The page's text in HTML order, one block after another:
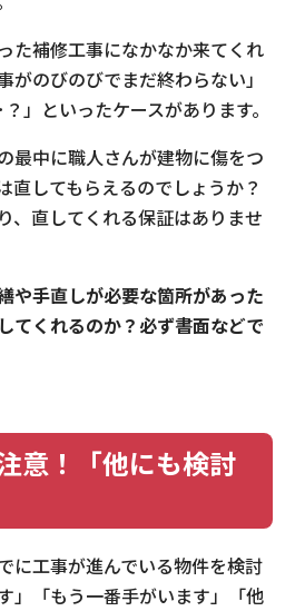
た補修工事になかなか来てくれ
がのびのびでまだ終わらない」
」といったケースがあります。
最中に職人さんが建物に傷をつ
直してもらえるのでしょうか？
、直してくれる保証はありませ
や手直しが必要な箇所があった
てくれるのか？必ず書面などで
意！「他にも検討
に工事が進んでいる物件を検討
」「もう一番手がいます」「他